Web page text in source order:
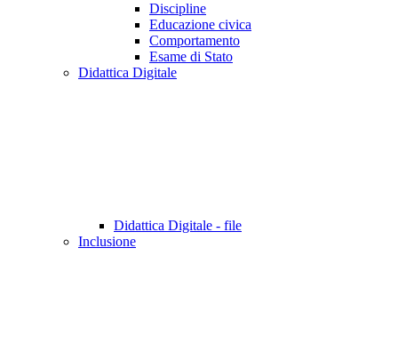
Discipline
Educazione civica
Comportamento
Esame di Stato
Didattica Digitale
Didattica Digitale - file
Inclusione